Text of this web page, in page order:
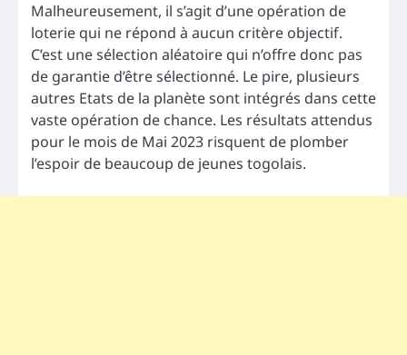
Malheureusement, il s’agit d’une opération de
loterie qui ne répond à aucun critère objectif.
C’est une sélection aléatoire qui n’offre donc pas
de garantie d’être sélectionné. Le pire, plusieurs
autres Etats de la planète sont intégrés dans cette
vaste opération de chance. Les résultats attendus
pour le mois de Mai 2023 risquent de plomber
l’espoir de beaucoup de jeunes togolais.